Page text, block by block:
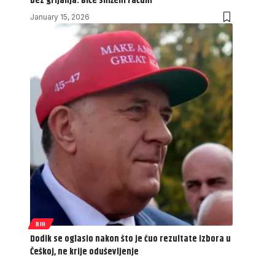
January 15, 2026
BIH
Dodik se oglasio nakon što je čuo rezultate izbora u
Češkoj, ne krije oduševljenje